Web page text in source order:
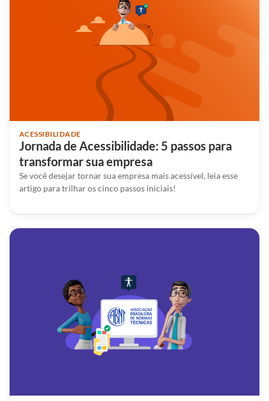
ACESSIBILIDADE
Jornada de Acessibilidade: 5 passos para
transformar sua empresa
Se você desejar tornar sua empresa mais acessível, leia esse
artigo para trilhar os cinco passos iniciais!